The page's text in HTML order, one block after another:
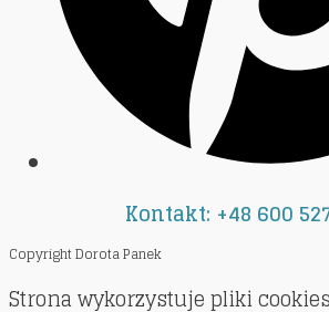
Kontakt: +48 600
Copyright Dorota Panek
Strona wykorzystuje pliki